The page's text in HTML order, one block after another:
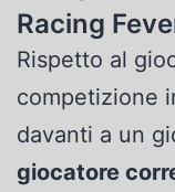
Racing
Rispetto al
competizione
davanti a un
giocatore